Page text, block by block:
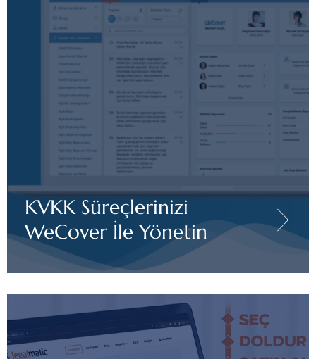
KVKK Süreçlerinizi
WeCover İle Yönetin